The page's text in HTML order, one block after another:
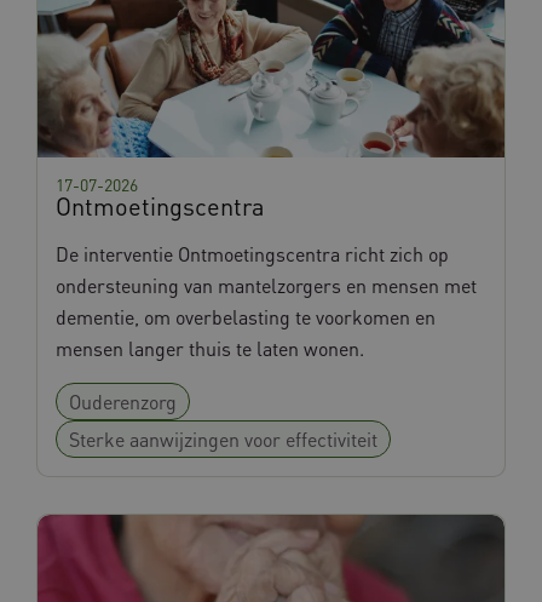
Ontmoetingscentra
17-07-2026
De interventie Ontmoetingscentra richt zich op
ondersteuning van mantelzorgers en mensen met
dementie, om overbelasting te voorkomen en
mensen langer thuis te laten wonen.
Ouderenzorg
Sterke aanwijzingen voor effectiviteit